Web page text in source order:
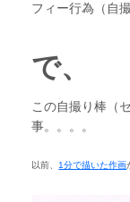
フィー行為（自
で、
この自撮り棒（
事。。。。
以前、 1分で描いた作画